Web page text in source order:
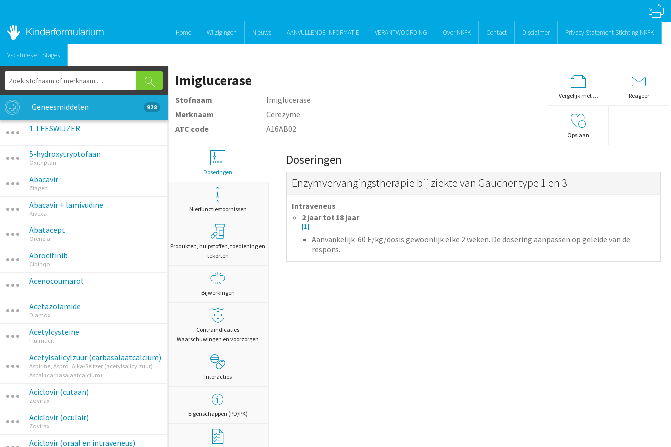
Home Wijzigingen Nieuws AANVULLENDE INFORMATIE VERANTWOORDING Over NKFK Contact Disclaimer Privacy Statement Stichting NKFK
Vacatures en Stages
Geneesmiddelen 928
1. LEESWIJZER
5-hydroxytryptofaan
Oxitriptan
Abacavir
Ziagen
Abacavir + lamivudine
Kivexa
Abatacept
Orencia
Abrocitinib
Cibinqo
Acenocoumarol
Acetazolamide
Diamox
Acetylcysteine
Fluimucil
Acetylsalicylzuur (carbasalaatcalcium)
Aspirine, Aspro, Alka-Seltzer (acetylsalicylzuur),
Ascal (carbasalaatcalcium)
Aciclovir (cutaan)
Zovirax
Aciclovir (oculair)
Zovirax
Aciclovir (oraal en intraveneus)
Imiglucerase
Stofnaam
Imiglucerase
Merknaam
Cerezyme
ATC code
A16AB02
Vergelijk met … Reageer
Opslaan
Doseringen
Nierfunctiestoornissen
Produkten, hulpstoffen, toediening en
tekorten
Bijwerkingen
Contraindicaties
Waarschuwingen en voorzorgen
Interacties
Eigenschappen (PD/PK)
Doseringen
Enzymvervangingstherapie bij ziekte van Gaucher type 1 en 3
Intraveneus
2 jaar tot 18 jaar
[1]
Aanvankelijk 60 E/kg/dosis gewoonlijk elke 2 weken. De dosering aanpassen op geleide van de
respons.